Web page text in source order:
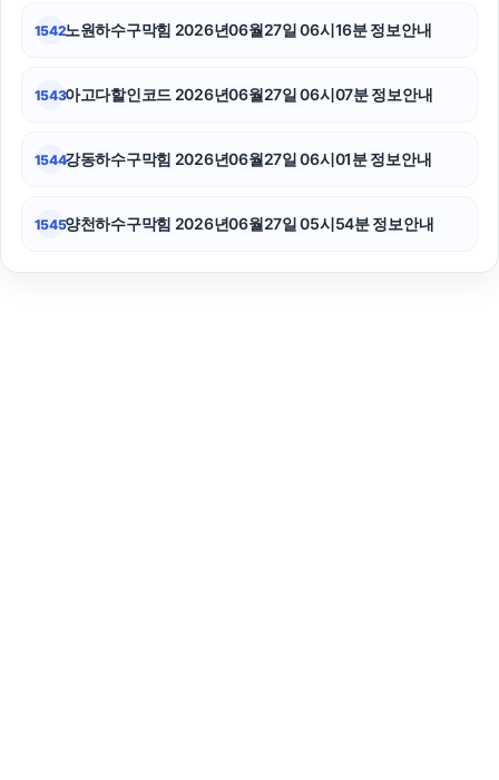
1542노원하수구막힘 2026년06월27일 06시16분 정보안내
1543아고다할인코드 2026년06월27일 06시07분 정보안내
1544강동하수구막힘 2026년06월27일 06시01분 정보안내
1545양천하수구막힘 2026년06월27일 05시54분 정보안내